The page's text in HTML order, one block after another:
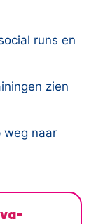
runs en
zien
weg naar